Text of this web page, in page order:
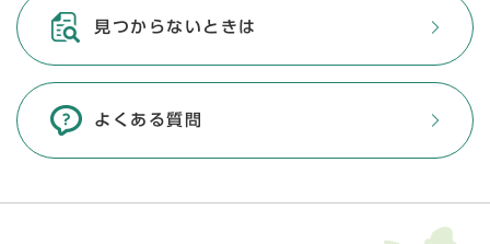
見つからないときは
よくある質問